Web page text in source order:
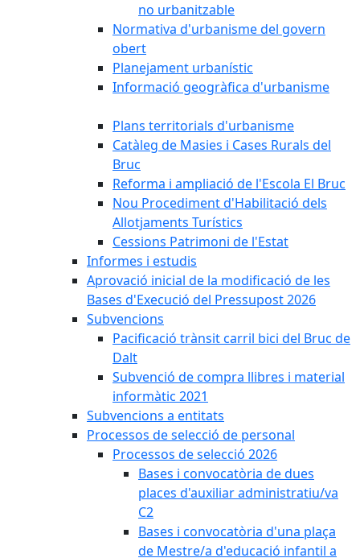
no urbanitzable
Normativa d'urbanisme del govern
obert
Planejament urbanístic
Informació geogràfica d'urbanisme
Plans territorials d'urbanisme
Catàleg de Masies i Cases Rurals del
Bruc
Reforma i ampliació de l'Escola El Bruc
Nou Procediment d'Habilitació dels
Allotjaments Turístics
Cessions Patrimoni de l'Estat
Informes i estudis
Aprovació inicial de la modificació de les
Bases d'Execució del Pressupost 2026
Subvencions
Pacificació trànsit carril bici del Bruc de
Dalt
Subvenció de compra llibres i material
informàtic 2021
Subvencions a entitats
Processos de selecció de personal
Processos de selecció 2026
Bases i convocatòria de dues
places d'auxiliar administratiu/va
C2
Bases i convocatòria d'una plaça
de Mestre/a d'educació infantil a